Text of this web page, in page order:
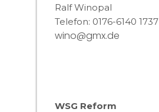
Ralf Winopal
Telefon: 0176-6140 1737
wino@gmx.de
WSG Reform